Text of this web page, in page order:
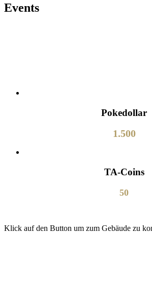
Events
Pokedollar
1.500
TA-Coins
50
Klick auf den Button um zum Gebäude zu